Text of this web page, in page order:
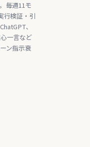
毎週11モ
行検証・引
、
一言など
ン指示衰